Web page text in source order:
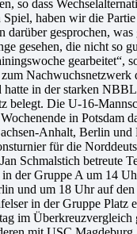
so dass
Spiel, haben wir die
darüber gesprochen,
gesehen, die nicht so
gearbeitet“,
Nachwuchsnetzwerk
in der starken
belegt. Die U-16-
in Potsdam
Anhalt, Berlin und
für die
Schmalstich betreute
der Gruppe A um 14
und um 18 Uhr auf
in der Gruppe Platz
im Überkreuzvergleich